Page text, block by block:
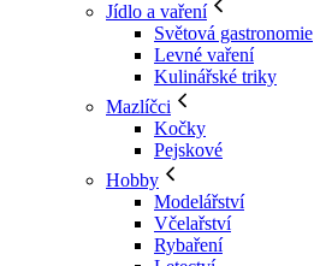
Jídlo a vaření
Světová gastronomie
Levné vaření
Kulinářské triky
Mazlíčci
Kočky
Pejskové
Hobby
Modelářství
Včelařství
Rybaření